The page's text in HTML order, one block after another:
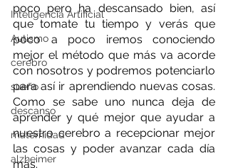
Inteligencia Artificial
Autismo
cerebro
sueño
descanso
maternidad
alzheimer
poco pero ha descansado bien, así
que tomate tu tiempo y verás que
poco a poco iremos conociendo
mejor el método que más va acorde
con nosotros y podremos potenciarlo
para así ir aprendiendo nuevas cosas.
Como se sabe uno nunca deja de
aprender y qué mejor que ayudar a
nuestro cerebro a recepcionar mejor
las cosas y poder avanzar cada día
más.